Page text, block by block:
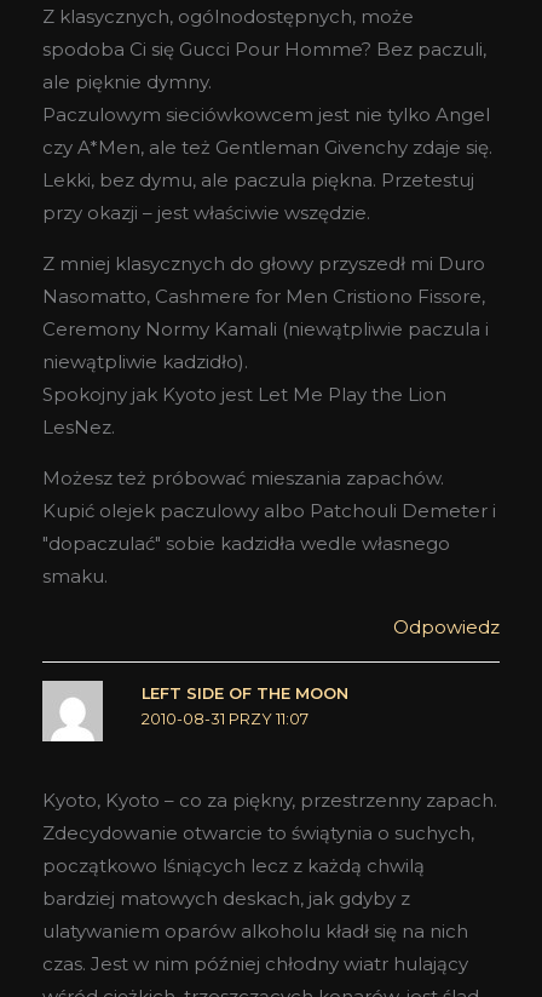
Z klasycznych, ogólnodostępnych, może
spodoba Ci się Gucci Pour Homme? Bez paczuli,
ale pięknie dymny.
Paczulowym sieciówkowcem jest nie tylko Angel
czy A*Men, ale też Gentleman Givenchy zdaje się.
Lekki, bez dymu, ale paczula piękna. Przetestuj
przy okazji – jest właściwie wszędzie.
Z mniej klasycznych do głowy przyszedł mi Duro
Nasomatto, Cashmere for Men Cristiono Fissore,
Ceremony Normy Kamali (niewątpliwie paczula i
niewątpliwie kadzidło).
Spokojny jak Kyoto jest Let Me Play the Lion
LesNez.
Możesz też próbować mieszania zapachów.
Kupić olejek paczulowy albo Patchouli Demeter i
"dopaczulać" sobie kadzidła wedle własnego
smaku.
Odpowiedz
LEFT SIDE OF THE MOON
2010-08-31 PRZY 11:07
Kyoto, Kyoto – co za piękny, przestrzenny zapach.
Zdecydowanie otwarcie to świątynia o suchych,
początkowo lśniących lecz z każdą chwilą
bardziej matowych deskach, jak gdyby z
ulatywaniem oparów alkoholu kładł się na nich
czas. Jest w nim później chłodny wiatr hulający